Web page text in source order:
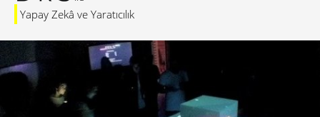
Yapay Zekâ ve Yaratıcılık